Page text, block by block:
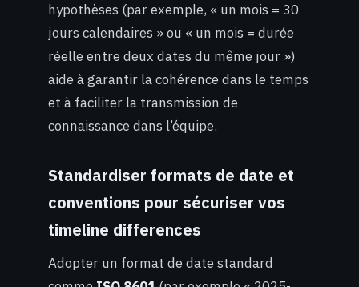
hypothèses (par exemple, « un mois = 30
jours calendaires » ou « un mois = durée
réelle entre deux dates du même jour »)
aide à garantir la cohérence dans le temps
et à faciliter la transmission de
connaissance dans l’équipe.
Standardiser formats de date et
conventions pour sécuriser vos
timeline differences
Adopter un format de date standard